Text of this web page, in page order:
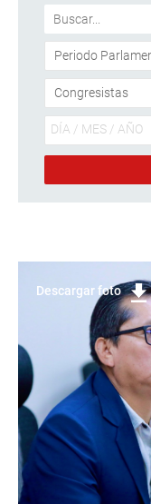
Descargar foto